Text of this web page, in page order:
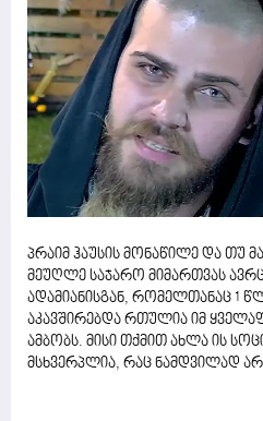
პრაიმ ჰაუსის მონაწილე და თუ
მეუღლე საჯარო მიმართვას
ადამიანისგან, რომელთანაც 1
აკავშირებდა რთულია იმ
ამბობს. მისი თქმით ახლა ის
მსხვერპლია, რაც ნამდვილად არ